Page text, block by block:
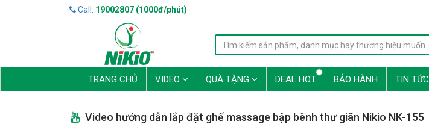
Call: 19002807 (1000đ/phút)
TRANG CHỦ VIDEO QUÀ TẶNG DEAL HOT BẢO HÀNH TIN TỨC
Video hướng dẫn lắp đặt ghế massage bập bênh thư giãn Nikio NK-155